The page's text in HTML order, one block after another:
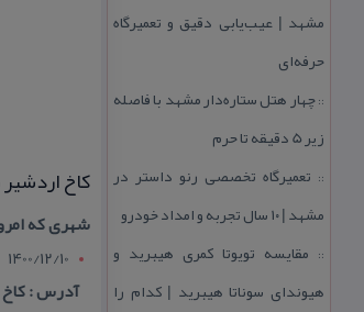
مشهد | عیب‌یابی دقیق و تعمیرگاه
حرفه‌ای
::چهار هتل‌ ستاره‌دار مشهد با فاصله
زیر 5 دقیقه تا حرم
:: تعمیرگاه تخصصی رنو داستر در
مشهد | ۱۰ سال تجربه و امداد خودرو
:: مقایسه تویوتا كمری هیبرید و
هیوندای سوناتا هیبرید | كدام را
كاخ اردشیر
شهری كه
1400/12/10
آدرس : كاخ اردشیر